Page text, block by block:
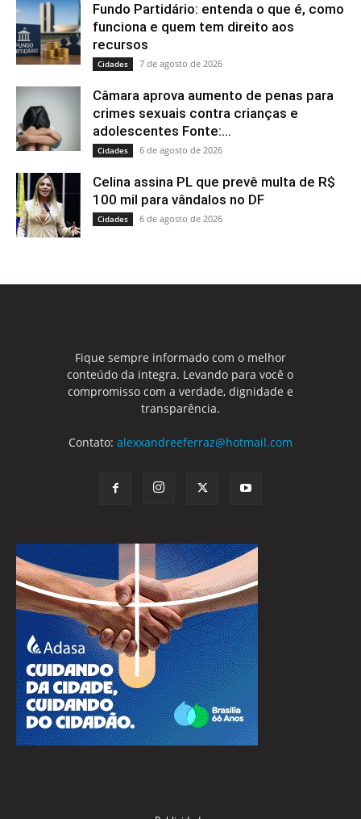
Fundo Partidário: entenda o que é, como
funciona e quem tem direito aos
recursos
Cidades 7 de agosto de 2026
Câmara aprova aumento de penas para
crimes sexuais contra crianças e
adolescentes Fonte:...
Cidades 6 de agosto de 2026
Celina assina PL que prevê multa de R$
100 mil para vândalos no DF
Cidades 6 de agosto de 2026
Fique sempre informado com o melhor
conteúdo da integra. Levando para você o
compromisso com a verdade, dignidade e
transparência.
Contato: alexxandreeferraz@hotmail.com